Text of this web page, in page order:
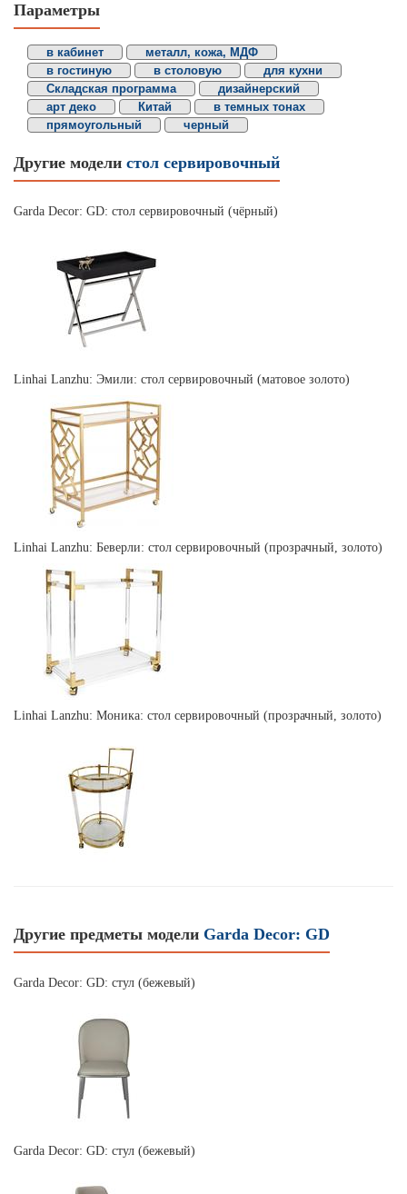
Параметры
в кабинет
металл, кожа, МДФ
в гостиную
в столовую
для кухни
Складская программа
дизайнерский
арт деко
Китай
в темных тонах
прямоугольный
черный
Другие модели стол сервировочный
Garda Decor: GD: стол сервировочный (чёрный)
Linhai Lanzhu: Эмили: стол сервировочный (матовое золото)
Linhai Lanzhu: Беверли: стол сервировочный (прозрачный, золото)
Linhai Lanzhu: Моника: стол сервировочный (прозрачный, золото)
Другие предметы модели Garda Decor: GD
Garda Decor: GD: стул (бежевый)
Garda Decor: GD: стул (бежевый)